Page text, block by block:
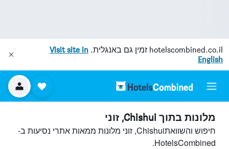
hotelscombined.co.il זמין גם באנגלית. Visit site in
English
מלונות בתוך Chishui, זוני
חיפוש והשוואתChishui, זוני מלונות ממאות אתרי נסיעות ב-
HotelsCombined.